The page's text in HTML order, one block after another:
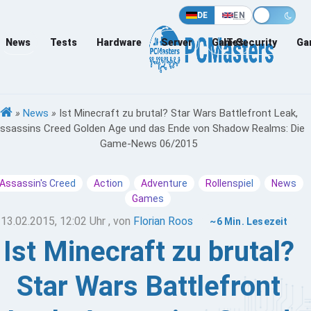
DE EN
News Tests Hardware Server Games
IT-Security
» News » Ist Minecraft zu brutal? Star Wars Battlefront Leak,
Creed Golden Age und das Ende von Shadow Realms: Die
Game-News 06/2015
Assassin's Creed Action Adventure Rollenspiel
News
Games
13.02.2015, 12:02 Uhr , von Florian Roos ~6 Min. Lesezeit
Ist Minecraft zu brutal?
Star Wars Battlefront